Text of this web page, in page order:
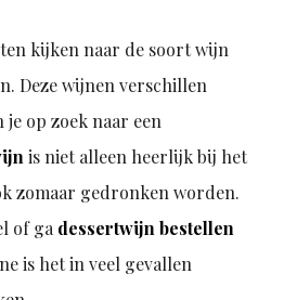
kijken naar de soort wijn
Deze wijnen verschillen
op zoek naar een
is niet alleen heerlijk bij het
zomaar gedronken worden.
of ga dessertwijn bestellen
is het in veel gevallen